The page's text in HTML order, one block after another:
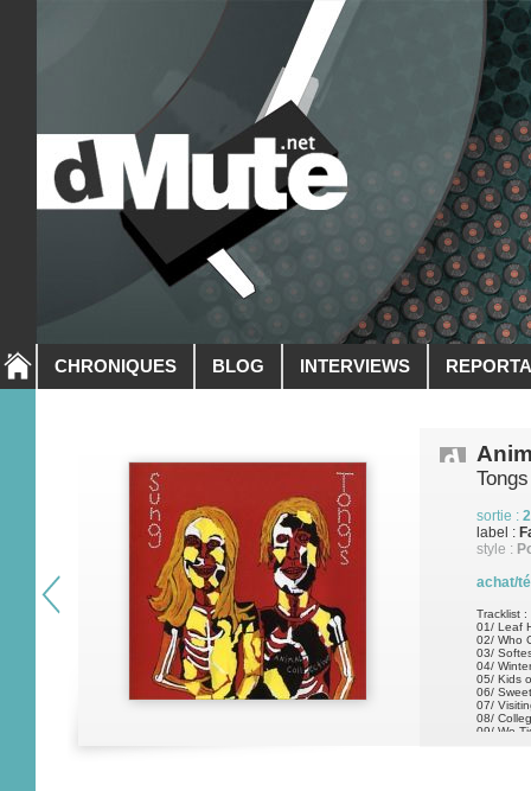
CHRONIQUES BLOG INTERVIEWS
Tongs
sortie :
label :
style :
achat/
Tracklist :
01/ Leaf
02/ Who
03/
04/
05/ Kids
06/
07/
08/
09/ We